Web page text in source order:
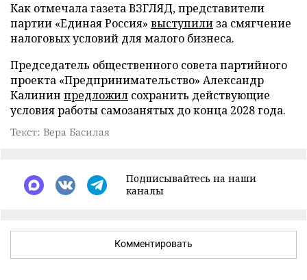
Как отмечала газета ВЗГЛЯД, представители
партии «Единая Россия» выступили за смягчение
налоговых условий для малого бизнеса.
Председатель общественного совета партийного
проекта «Предпринимательство» Александр
Калинин предложил сохранить действующие
условия работы самозанятых до конца 2028 года.
Текст: Вера Басилая
Подписывайтесь на наши
каналы
Комментировать